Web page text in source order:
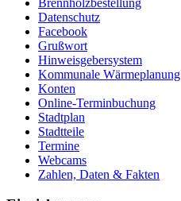
Datenschutz
Facebook
Grußwort
Hinweisgebersystem
Kommunale Wärmeplanung
Konten
Online-Terminbuchung
Stadtplan
Stadtteile
Termine
Webcams
Zahlen, Daten & Fakten